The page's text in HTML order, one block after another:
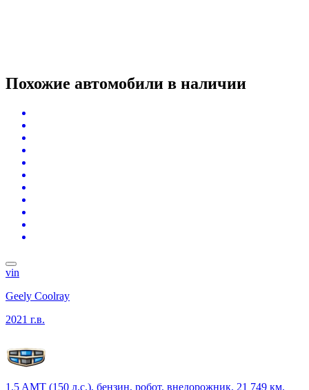
Похожие автомобили в наличии
vin
Geely Coolray
2021 г.в.
1.5 AMT (150 л.с.), бензин, робот, внедорожник, 21 749 км,